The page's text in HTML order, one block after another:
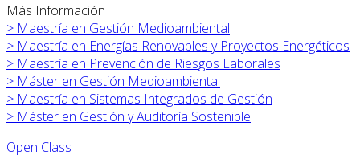
Más Información
> Maestría en Gestión Medioambiental
> Maestría en Energías Renovables y Proyectos Energéticos
> Maestría en Prevención de Riesgos Laborales
> Máster en Gestión Medioambiental
> Maestría en Sistemas Integrados de Gestión
> Máster en Gestión y Auditoría Sostenible
Open Class